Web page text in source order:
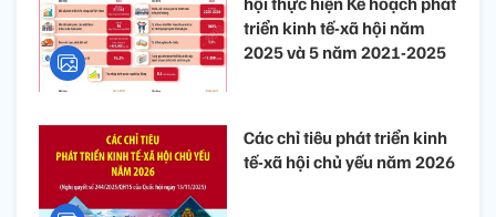
triển kinh tế-xã hội năm
2025 và 5 năm 2021-2025
Các chỉ tiêu phát triển kinh
tế-xã hội chủ yếu năm 2026